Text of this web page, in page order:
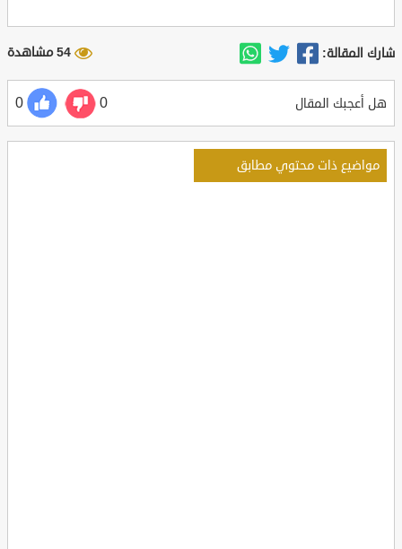
شارك المقالة: 54 مشاهدة
هل أعجبك المقال 0
0
مواضيع ذات محتوي مطابق